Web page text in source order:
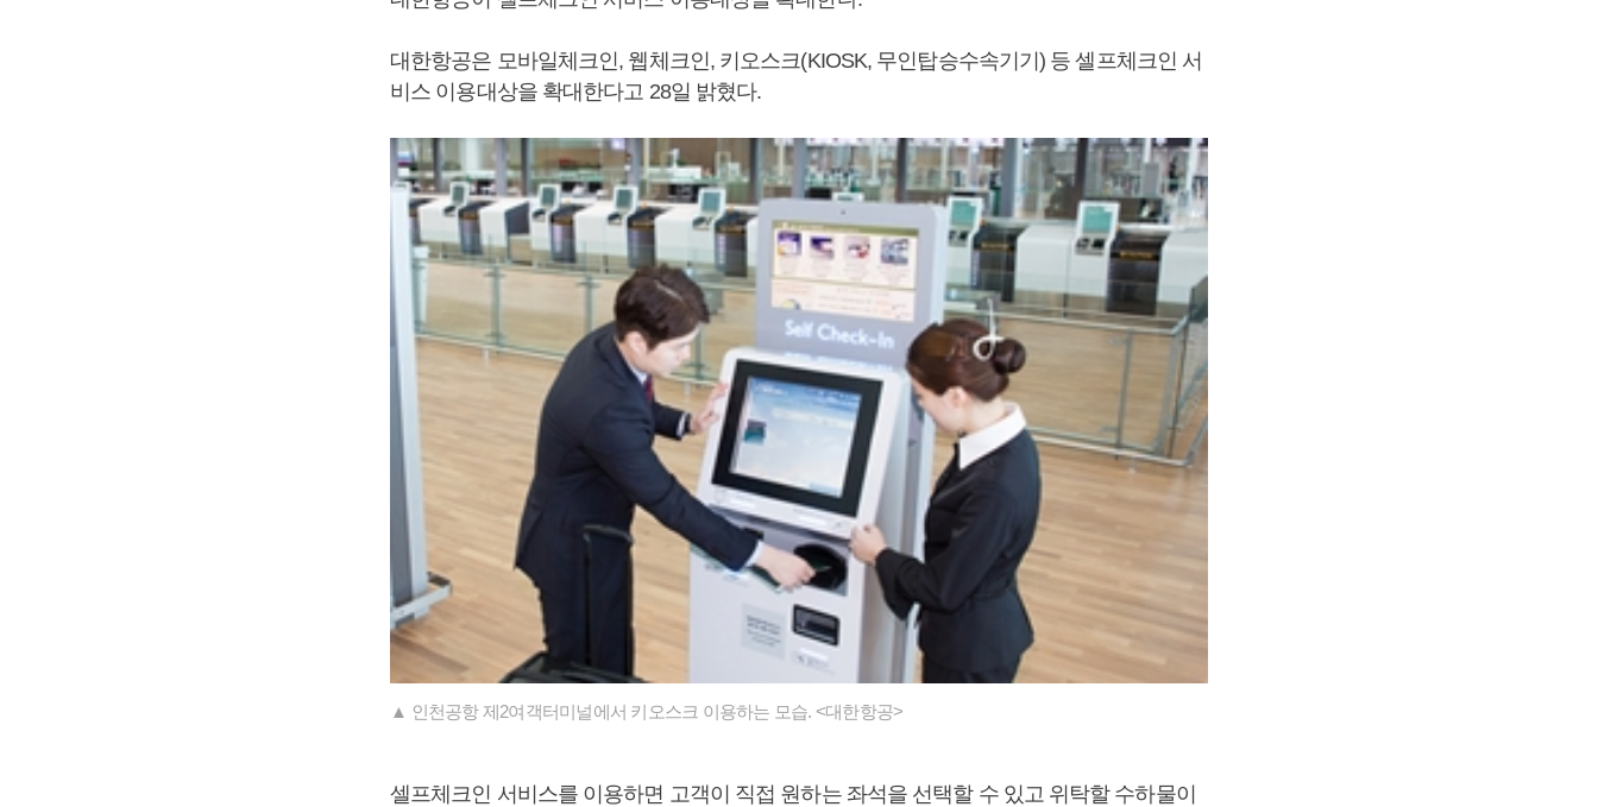
대한항공은 모바일체크인, 웹체크인, 키오스크(KIOSK, 무인탑승수속기기) 등 셀프체크인 서
비스 이용대상을 확대한다고 28일 밝혔다.
▲ 인천공항 제2여객터미널에서 키오스크 이용하는 모습. <대한항공>
셀프체크인 서비스를 이용하면 고객이 직접 원하는 좌석을 선택할 수 있고 위탁할 수하물이